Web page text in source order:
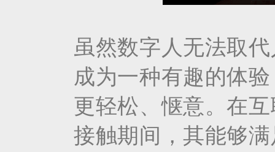
虽然数字人无法取
成为一种有趣的体
更轻松、惬意。在
接触期间，其能够